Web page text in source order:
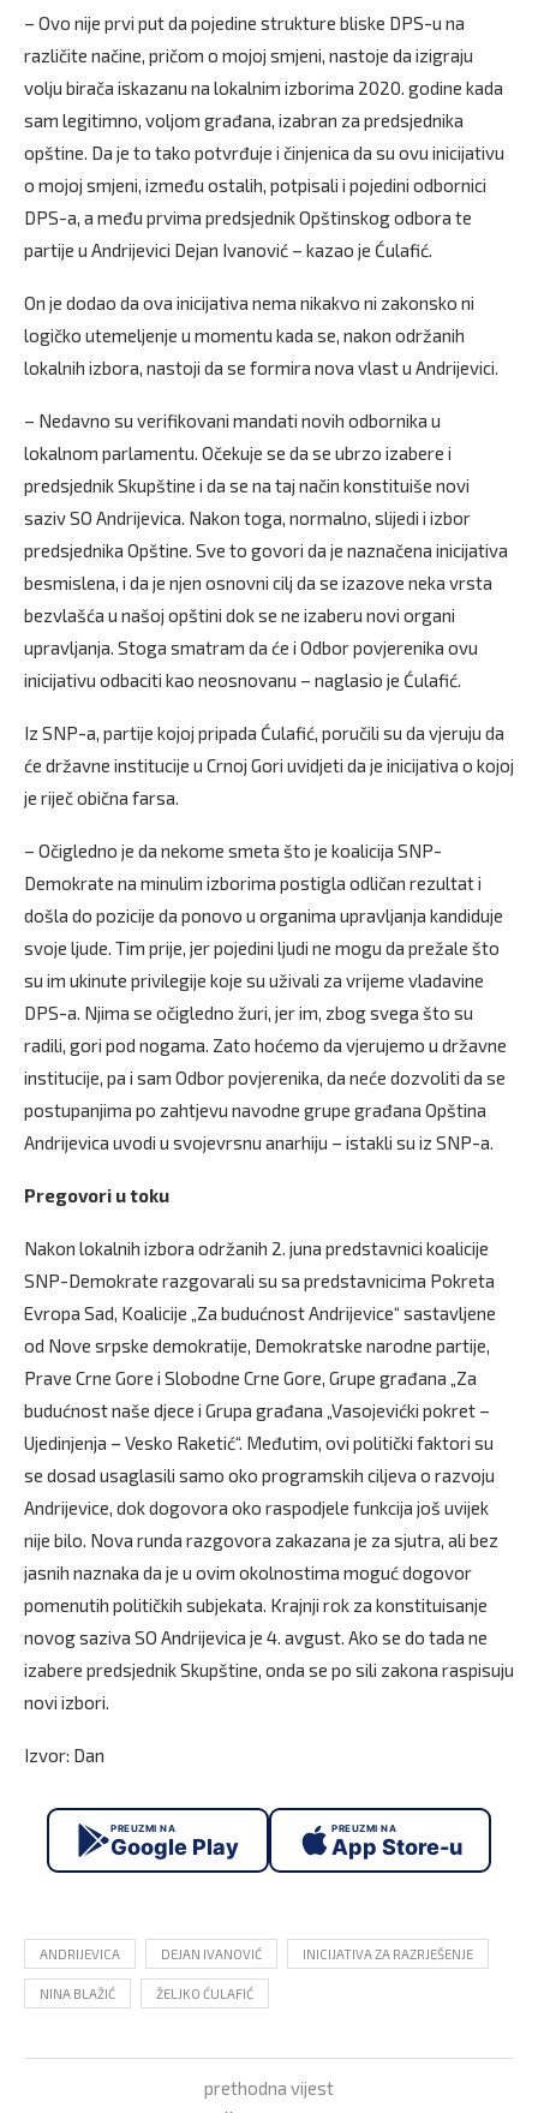
– Ovo nije prvi put da pojedine strukture bliske DPS-u na
različite načine, pričom o mojoj smjeni, nastoje da izigraju
volju birača iskazanu na lokalnim izborima 2020. godine kada
sam legitimno, voljom građana, izabran za predsjednika
opštine. Da je to tako potvrđuje i činjenica da su ovu inicijativu
o mojoj smjeni, između ostalih, potpisali i pojedini odbornici
DPS-a, a među prvima predsjednik Opštinskog odbora te
partije u Andrijevici Dejan Ivanović – kazao je Ćulafić.
On je dodao da ova inicijativa nema nikakvo ni zakonsko ni
logičko utemeljenje u momentu kada se, nakon održanih
lokalnih izbora, nastoji da se formira nova vlast u Andrijevici.
– Nedavno su verifikovani mandati novih odbornika u
lokalnom parlamentu. Očekuje se da se ubrzo izabere i
predsjednik Skupštine i da se na taj način konstituiše novi
saziv SO Andrijevica. Nakon toga, normalno, slijedi i izbor
predsjednika Opštine. Sve to govori da je naznačena inicijativa
besmislena, i da je njen osnovni cilj da se izazove neka vrsta
bezvlašća u našoj opštini dok se ne izaberu novi organi
upravljanja. Stoga smatram da će i Odbor povjerenika ovu
inicijativu odbaciti kao neosnovanu – naglasio je Ćulafić.
Iz SNP-a, partije kojoj pripada Ćulafić, poručili su da vjeruju da
će državne institucije u Crnoj Gori uvidjeti da je inicijativa o kojoj
je riječ obična farsa.
– Očigledno je da nekome smeta što je koalicija SNP-
Demokrate na minulim izborima postigla odličan rezultat i
došla do pozicije da ponovo u organima upravljanja kandiduje
svoje ljude. Tim prije, jer pojedini ljudi ne mogu da prežale što
su im ukinute privilegije koje su uživali za vrijeme vladavine
DPS-a. Njima se očigledno žuri, jer im, zbog svega što su
radili, gori pod nogama. Zato hoćemo da vjerujemo u državne
institucije, pa i sam Odbor povjerenika, da neće dozvoliti da se
postupanjima po zahtjevu navodne grupe građana Opština
Andrijevica uvodi u svojevrsnu anarhiju – istakli su iz SNP-a.
Pregovori u toku
Nakon lokalnih izbora održanih 2. juna predstavnici koalicije
SNP-Demokrate razgovarali su sa predstavnicima Pokreta
Evropa Sad, Koalicije „Za budućnost Andrijevice“ sastavljene
od Nove srpske demokratije, Demokratske narodne partije,
Prave Crne Gore i Slobodne Crne Gore, Grupe građana „Za
budućnost naše djece i Grupa građana „Vasojevićki pokret –
Ujedinjenja – Vesko Raketić“. Međutim, ovi politički faktori su
se dosad usaglasili samo oko programskih ciljeva o razvoju
Andrijevice, dok dogovora oko raspodjele funkcija još uvijek
nije bilo. Nova runda razgovora zakazana je za sjutra, ali bez
jasnih naznaka da je u ovim okolnostima moguć dogovor
pomenutih političkih subjekata. Krajnji rok za konstituisanje
novog saziva SO Andrijevica je 4. avgust. Ako se do tada ne
izabere predsjednik Skupštine, onda se po sili zakona raspisuju
novi izbori.
Izvor: Dan
PREUZMI NA
Google Play
PREUZMI NA
App Store-u
ANDRIJEVICA DEJAN IVANOVIĆ INICIJATIVA ZA RAZRJEŠENJE
NINA BLAŽIĆ ŽELJKO ĆULAFIĆ
prethodna vijest